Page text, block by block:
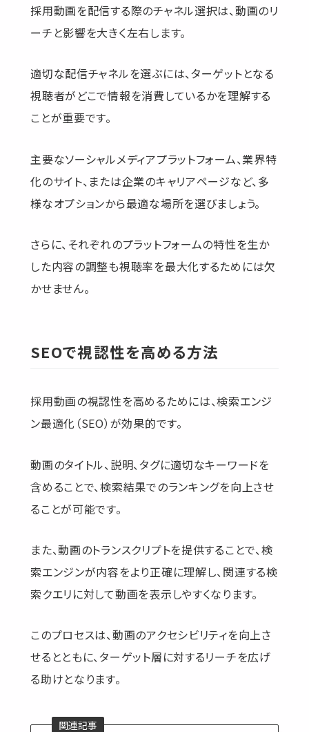
採用動画を配信する際のチャネル選択は、動画のリ
ーチと影響を大きく左右します。
適切な配信チャネルを選ぶには、ターゲットとなる
視聴者がどこで情報を消費しているかを理解する
ことが重要です。
主要なソーシャルメディアプラットフォーム、業界特
化のサイト、または企業のキャリアページなど、多
様なオプションから最適な場所を選びましょう。
さらに、それぞれのプラットフォームの特性を生か
した内容の調整も視聴率を最大化するためには欠
かせません。
SEOで視認性を高める方法
採用動画の視認性を高めるためには、検索エンジ
ン最適化（SEO）が効果的です。
動画のタイトル、説明、タグに適切なキーワードを
含めることで、検索結果でのランキングを向上させ
ることが可能です。
また、動画のトランスクリプトを提供することで、検
索エンジンが内容をより正確に理解し、関連する検
索クエリに対して動画を表示しやすくなります。
このプロセスは、動画のアクセシビリティを向上さ
せるとともに、ターゲット層に対するリーチを広げ
る助けとなります。